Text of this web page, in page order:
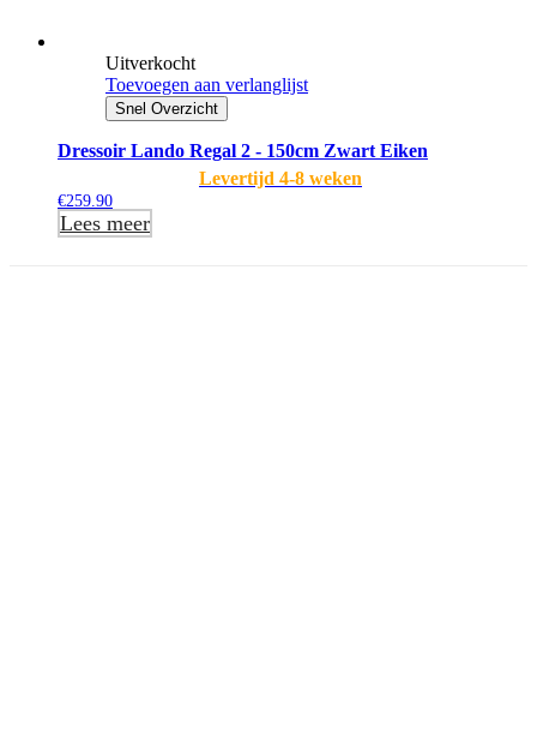
Uitverkocht
Toevoegen aan verlanglijst
Snel Overzicht
Dressoir Lando Regal 2 - 150cm Zwart Eiken
Levertijd 4-8 weken
€259.90
Lees meer